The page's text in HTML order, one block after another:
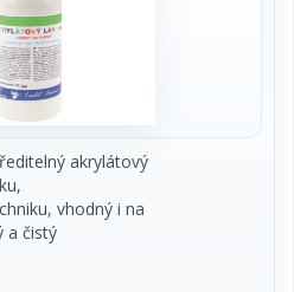
akrylátový
vhodný i na
a čistý
a voděodolný.